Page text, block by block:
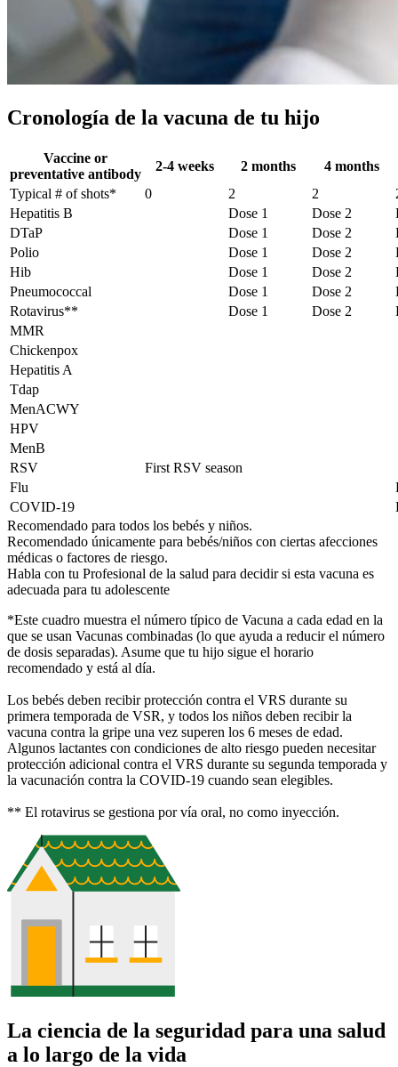
Cronología de la vacuna de tu hijo
Vaccine or
preventative antibody
2-4 weeks 2 months
4 months
Typical # of shots*
0 2 2
Hepatitis B
Dose 1 Dose 2
DTaP
Dose 1 Dose 2
Polio
Dose 1 Dose 2
Hib
Dose 1 Dose 2
Pneumococcal
Dose 1 Dose 2
Rotavirus**
Dose 1 Dose 2
MMR
Chickenpox
Hepatitis A
Tdap
MenACWY
HPV
MenB
RSV
First RSV season
Flu
COVID-19
Recomendado para todos los bebés y niños.
Recomendado únicamente para bebés/niños con ciertas afecciones
médicas o factores de riesgo.
Habla con tu Profesional de la salud para decidir si esta vacuna es
adecuada para tu adolescente
*Este cuadro muestra el número típico de Vacuna a cada edad en la
que se usan Vacunas combinadas (lo que ayuda a reducir el número
de dosis separadas). Asume que tu hijo sigue el horario
recomendado y está al día.
Los bebés deben recibir protección contra el VRS durante su
primera temporada de VSR, y todos los niños deben recibir la
vacuna contra la gripe una vez superen los 6 meses de edad.
Algunos lactantes con condiciones de alto riesgo pueden necesitar
protección adicional contra el VRS durante su segunda temporada y
la vacunación contra la COVID-19 cuando sean elegibles.
** El rotavirus se gestiona por vía oral, no como inyección.
La ciencia de la seguridad para una salud
a lo largo de la vida